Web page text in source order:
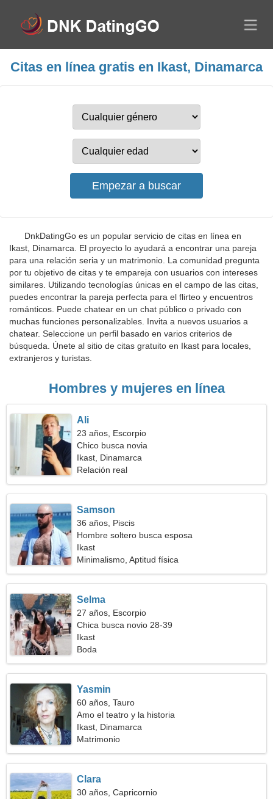
Citas en línea gratis en Ikast, Dinamarca
DnkDatingGo es un popular servicio de citas en línea en
Ikast, Dinamarca. El proyecto lo ayudará a encontrar una pareja
para una relación seria y un matrimonio. La comunidad pregunta
por tu objetivo de citas y te empareja con usuarios con intereses
similares. Utilizando tecnologías únicas en el campo de las citas,
puedes encontrar la pareja perfecta para el flirteo y encuentros
románticos. Puede chatear en un chat público o privado con
muchas funciones personalizables. Invita a nuevos usuarios a
chatear. Seleccione un perfil basado en varios criterios de
búsqueda. Únete al sitio de citas gratuito en Ikast para locales,
extranjeros y turistas.
Hombres y mujeres en línea
Ali
23 años, Escorpio
Chico busca novia
Ikast, Dinamarca
Relación real
Samson
36 años, Piscis
Hombre soltero busca esposa
Ikast
Minimalismo, Aptitud física
Selma
27 años, Escorpio
Chica busca novio 28-39
Ikast
Boda
Yasmin
60 años, Tauro
Amo el teatro y la historia
Ikast, Dinamarca
Matrimonio
Clara
30 años, Capricornio